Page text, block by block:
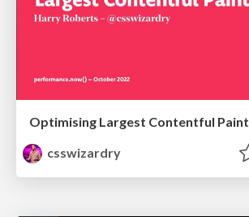
Optimising Largest Contentful Paint
csswizardry